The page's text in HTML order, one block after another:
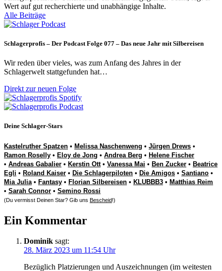
Wert auf gut recherchierte und unabhängige Inhalte.
Alle Beiträge
Schlagerprofis – Der Podcast Folge 077 – Das neue Jahr mit Silbereisen
Wir reden über vieles, was zum Anfang des Jahres in der
Schlagerwelt stattgefunden hat…
Direkt zur neuen Folge
Deine Schlager-Stars
Kastelruther Spatzen • Melissa Naschenweng • Jürgen Drews •
Ramon Roselly • Eloy de Jong • Andrea Berg • Helene Fischer
• Andreas Gabalier • Kerstin Ott• Vanessa Mai • Ben Zucker • Beatrice
Egli • Roland Kaiser • Die Schlagerpiloten • Die Amigos • Santiano •
Mia Julia • Fantasy • Florian Silbereisen • KLUBBB3 • Matthias Reim
• Sarah Connor • Semino Rossi
(Du vermisst Deinen Star? Gib uns Bescheid!)
Ein Kommentar
Dominik sagt:
28. März 2023 um 11:54 Uhr
Bezüglich Platzierungen und Auszeichnungen (im weitesten